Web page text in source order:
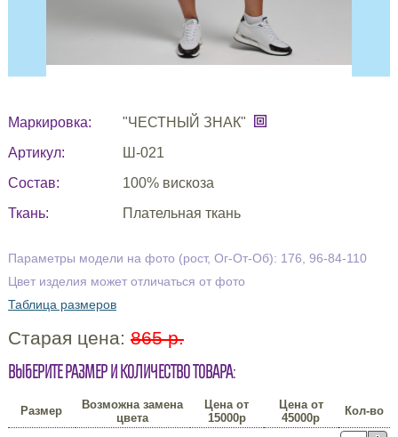
Маркировка:
"ЧЕСТНЫЙ ЗНАК"
Артикул:
Ш-021
Состав:
100% вискоза
Ткань:
Плательная ткань
Параметры модели на фото (рост, Ог-От-Об): 176, 96-84-110
Цвет изделия может отличаться от фото
Таблица размеров
Старая цена: 865 р.
Выберите размер и количество товара:
Размер
Возможна замена
цвета
Цена от
15000р
Цена от
45000р
Кол-во